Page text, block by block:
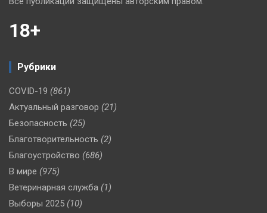
18+
Рубрики
COVID-19 (861)
Актуальный разговор (21)
Безопасность (25)
Благотворительность (2)
Благоустройство (686)
В мире (975)
Ветеринарная служба (1)
Выборы 2025 (10)